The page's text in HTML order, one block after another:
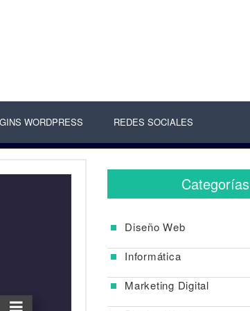
WORDPRESS REDES SOCIALES
Categorías
Diseño Web
Informática
Marketing Digital